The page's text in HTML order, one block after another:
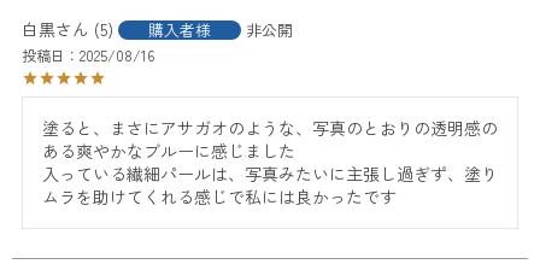
白黒 5 購入者様 非公開
投稿日 2025/08/16
塗ると、まさにアサガオのような、写真のとおりの透明感の
ある爽やかなブルーに感じました
入っている繊細パールは、写真みたいに主張し過ぎず、塗り
ムラを助けてくれる感じで私には良かったです